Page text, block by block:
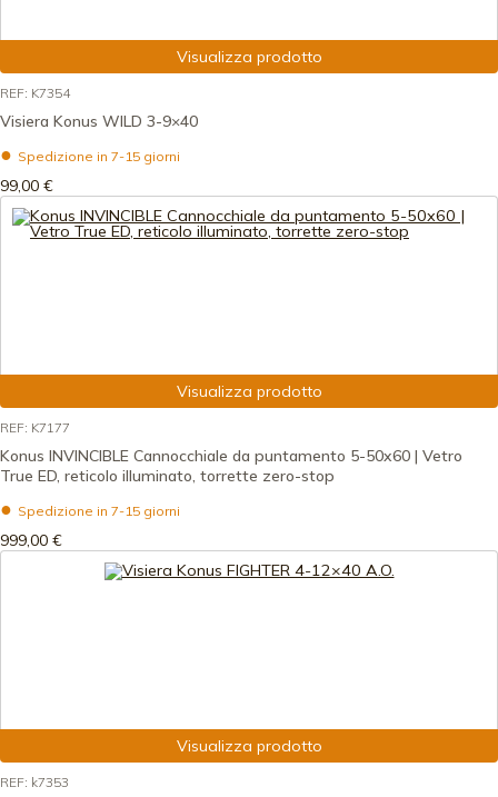
Visualizza prodotto
REF: K7354
Visiera Konus WILD 3-9×40
Spedizione in 7-15 giorni
99,00 €
Visualizza prodotto
REF: K7177
Konus INVINCIBLE Cannocchiale da puntamento 5-50x60 | Vetro
True ED, reticolo illuminato, torrette zero-stop
Spedizione in 7-15 giorni
999,00 €
Visualizza prodotto
REF: k7353